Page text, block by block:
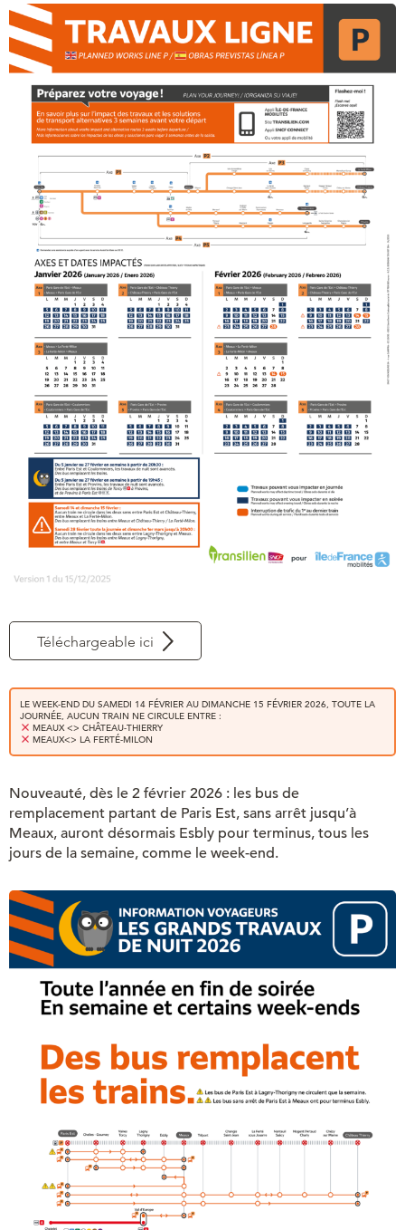
Téléchargeable ici
LE WEEK-END DU SAMEDI 14 FÉVRIER AU DIMANCHE 15 FÉVRIER 2026, TOUTE LA
JOURNÉE, AUCUN TRAIN NE CIRCULE ENTRE :
MEAUX <> CHÂTEAU-THIERRY
MEAUX<> LA FERTÉ-MILON
Nouveauté, dès le 2 février 2026 : les bus de
remplacement partant de Paris Est, sans arrêt jusqu’à
Meaux, auront désormais Esbly pour terminus, tous les
jours de la semaine, comme le week-end.